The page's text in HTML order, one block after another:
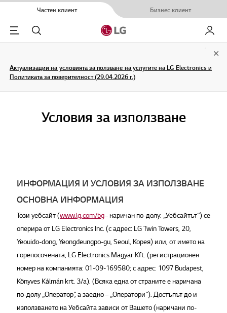
Частен клиент Бизнес клиент
Menu
Търсене Моят
Актуализации на условията за ползване на услугите на LG Electronics и
Политиката за поверителност (29.04.2026 г.)
Условия за използване
ИНФОРМАЦИЯ И УСЛОВИЯ ЗА ИЗПОЛЗВАНЕ
ОСНОВНА ИНФОРМАЦИЯ
Този уебсайт (www.lg.com/bg– наричан по-долу: „Уебсайтът“) се
оперира от LG Electronics Inc. (с адрес: LG Twin Towers, 20,
Yeouido-dong, Yeongdeungpo-gu, Seoul, Корея) или, от името на
горепосочената, LG Electronics Magyar Kft. (регистрационен
номер на компанията: 01-09-169580; с адрес: 1097 Budapest,
Könyves Kálmán krt. 3/a). (Всяка една от страните е наричана
по-долу „Оператор“, а заедно – „Оператори“). Достъпът до и
използването на Уебсайта зависи от Вашето (наричани по-